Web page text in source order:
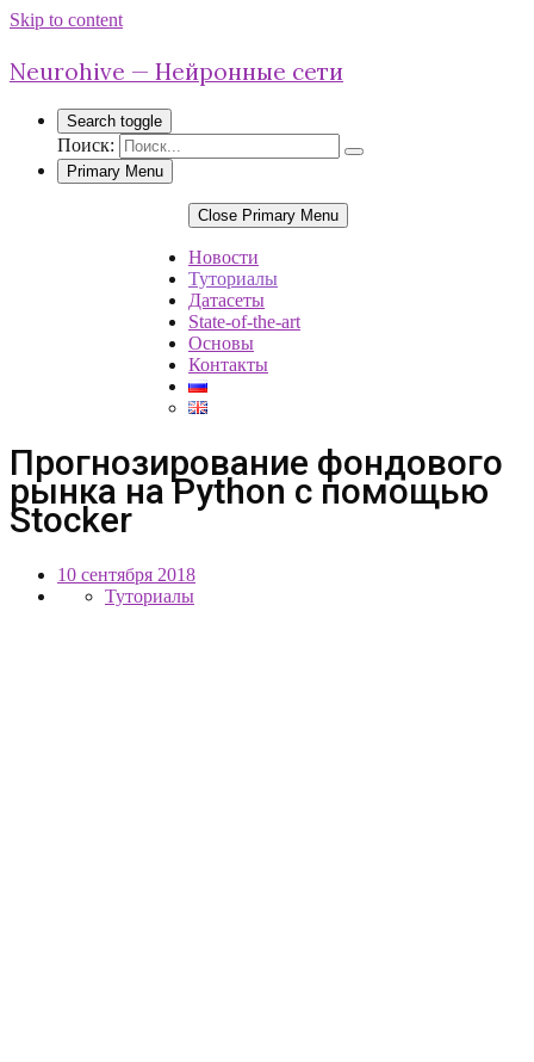
Skip to content
Neurohive — Нейронные сети
Search toggle
Поиск:
Primary Menu
Close Primary Menu
Новости
Туториалы
Датасеты
State-of-the-art
Основы
Контакты
Прогнозирование фондового
рынка на Python с помощью
Stocker
10 сентября 2018
Туториалы